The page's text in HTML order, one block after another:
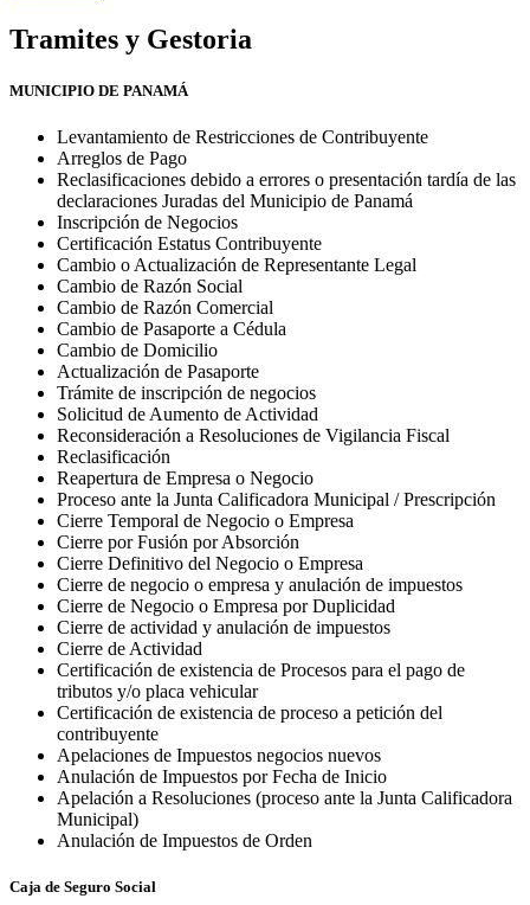
Tramites y Gestoria
MUNICIPIO DE PANAMÁ
Levantamiento de Restricciones de Contribuyente
Arreglos de Pago
Reclasificaciones debido a errores o presentación tardía de las
declaraciones Juradas del Municipio de Panamá
Inscripción de Negocios
Certificación Estatus Contribuyente
Cambio o Actualización de Representante Legal
Cambio de Razón Social
Cambio de Razón Comercial
Cambio de Pasaporte a Cédula
Cambio de Domicilio
Actualización de Pasaporte
Trámite de inscripción de negocios
Solicitud de Aumento de Actividad
Reconsideración a Resoluciones de Vigilancia Fiscal
Reclasificación
Reapertura de Empresa o Negocio
Proceso ante la Junta Calificadora Municipal / Prescripción
Cierre Temporal de Negocio o Empresa
Cierre por Fusión por Absorción
Cierre Definitivo del Negocio o Empresa
Cierre de negocio o empresa y anulación de impuestos
Cierre de Negocio o Empresa por Duplicidad
Cierre de actividad y anulación de impuestos
Cierre de Actividad
Certificación de existencia de Procesos para el pago de
tributos y/o placa vehicular
Certificación de existencia de proceso a petición del
contribuyente
Apelaciones de Impuestos negocios nuevos
Anulación de Impuestos por Fecha de Inicio
Apelación a Resoluciones (proceso ante la Junta Calificadora
Municipal)
Anulación de Impuestos de Orden
Caja de Seguro Social